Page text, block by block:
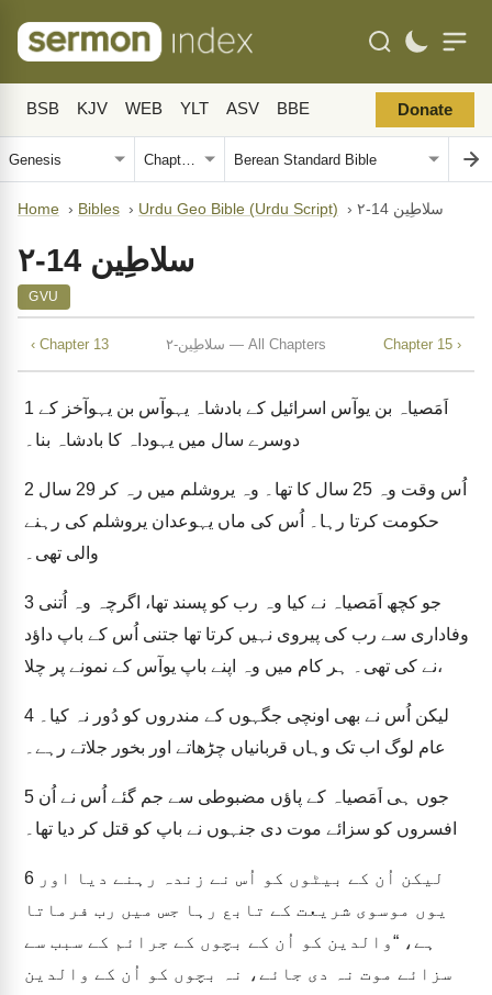
BSB KJV WEB YLT ASV BBE Donate
Home › Bibles › Urdu Geo Bible (Urdu Script) › ۲-سلاطِین 14
۲-سلاطِین 14
GVU
‹ Chapter 13 ۲-سلاطِین — All Chapters Chapter 15 ›
1
دوسرے سال میں یہوداہ کا بادشاہ بنا۔
2
حکومت کرتا رہا۔ اُس کی ماں یہوعدان یروشلم کی رہنے
والی تھی۔
3
وفاداری سے رب کی پیروی نہیں کرتا تھا جتنی اُس کے باپ داؤد
نے کی تھی۔ ہر کام میں وہ اپنے باپ یوآس کے نمونے پر چلا،
4
عام لوگ اب تک وہاں قربانیاں چڑھاتے اور بخور جلاتے رہے۔
5
افسروں کو سزائے موت دی جنہوں نے باپ کو قتل کر دیا تھا۔
6
یوں موسوی شریعت کے تابع رہا جس میں رب فرماتا
ہے، “والدین کو اُن کے بچوں کے جرائم کے سبب سے
سزائے موت نہ دی جائے، نہ بچوں کو اُن کے والدین